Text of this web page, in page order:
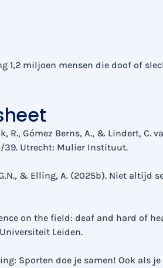
1,2 miljoen mensen die doof of
R., Gómez Berns, A., & Lindert,
39. Utrecht: Mulier Instituut.
& Elling, A. (2025b). Niet
on the field: deaf and hard of
Leiden.
Sporten doe je samen! Ook als